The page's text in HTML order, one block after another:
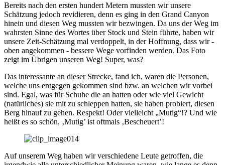
Bereits nach den ersten hundert Metern mussten wir unsere
Schätzung jedoch revidieren, denn es ging in den Grand Canyon
hinein und diesen Weg mussten wir bezwingen. Da uns der Weg im
wahrsten Sinne des Wortes über Stock und Stein führte, haben wir
unsere Zeit-Schätzung mal verdoppelt, in der Hoffnung, dass wir -
oben angekommen - bessere Wege vorfinden werden. Das Foto
zeigt im Übrigen unseren Weg! Super, was?
Das interessante an dieser Strecke, fand ich, waren die Personen,
welche uns entgegen gekommen sind bzw. an welchen wir vorbei
sind. Egal, was für Schuhe die an hatten oder wie viel Gewicht
(natürliches) sie mit zu schleppen hatten, sie haben probiert, diesen
Berg hinauf zu gehen. Respekt! Oder vielleicht „Mutig“!? Und wie
heißt es so schön, ‚Mutig’ ist oftmals ‚Bescheuert’!
Auf unserem Weg haben wir verschiedene Leute getroffen, die